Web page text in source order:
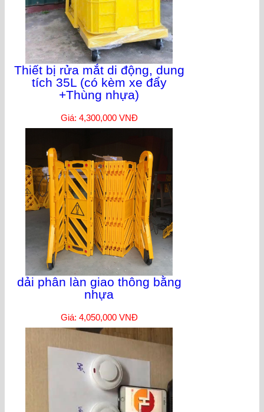
Thiết bị rửa mắt di động, dung
tích 35L (có kèm xe đẩy
+Thùng nhựa)
Giá: 4,300,000 VNĐ
dải phân làn giao thông bằng
nhựa
Giá: 4,050,000 VNĐ